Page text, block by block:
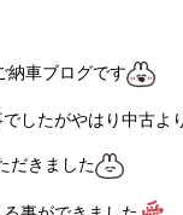
納車ブログです
したがやはり中古よ
だきました